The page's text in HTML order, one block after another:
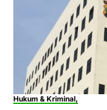
Hukum & Kriminal,